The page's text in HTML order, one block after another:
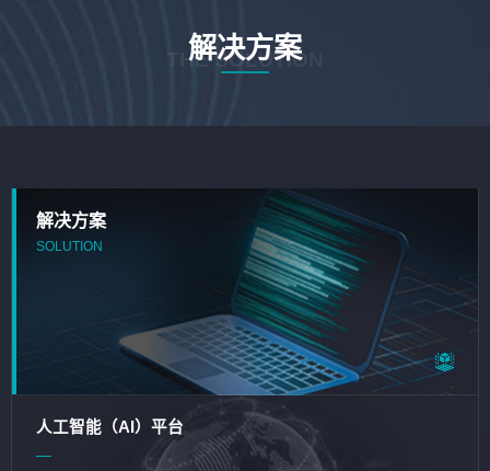
解决方案
THE SOLUTION
解决方案
SOLUTION
人工智能（AI）平台